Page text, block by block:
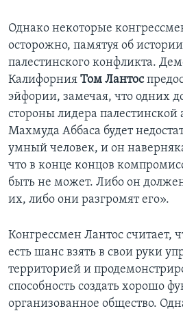
Однако некоторые
осторожно, памятуя об
палестинского конфликта.
Калифорния Том Лантос
эйфории, замечая, что одних
стороны лидера
Махмуда Аббаса будет
умный человек, и он
что в конце концов
быть не может. Либо он
их, либо они разгромят его».
Конгрессмен Лантос считает,
есть шанс взять в свои руки
территорией и
способность создать хорошо
организованное общество.